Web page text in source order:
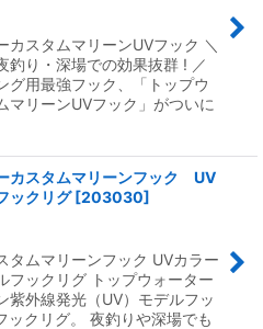
カスタムマリーンUVフック ＼
釣り・深場での効果抜群 ! ／
グ用最強フック、「トップウ
マリーンUVフック」がついに
カスタムマリーンフック UV
ックリグ [203030]
タムマリーンフック UVカラー
フックリグ トップウォーター
紫外線発光（UV）モデルフッ
ックリグ。 夜釣りや深場でも